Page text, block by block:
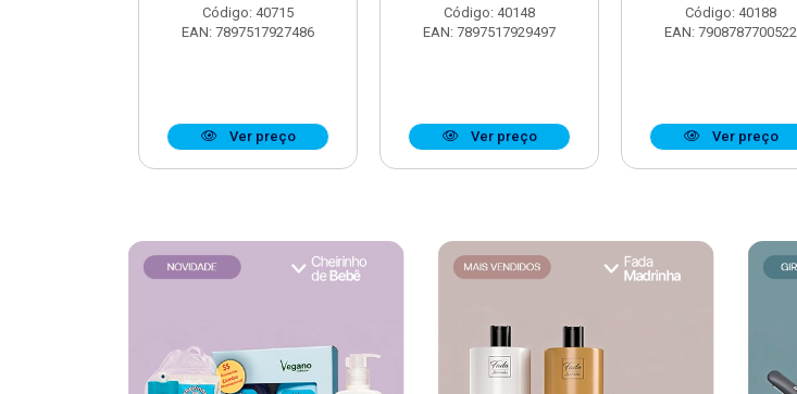
Código: 40715
EAN: 7897517927486
Ver preço
Código: 40148
EAN: 7897517929497
Ver preço
Código: 40188
EAN: 7908787700522
Ver preço